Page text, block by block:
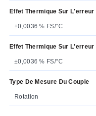
Effet Thermique Sur L'erreur
±0,0036 % FS/°C
Effet Thermique Sur L'erreur
±0,0036 % FS/°C
Type De Mesure Du Couple
Rotation